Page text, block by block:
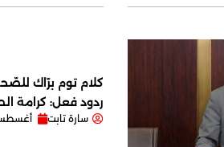
كلام توم برّاك
ردود فعل: كرامة
سارة تابت أغسطس 26,